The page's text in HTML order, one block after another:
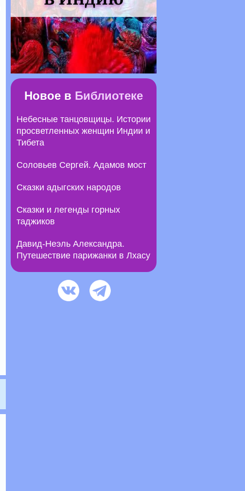
Новое в Библиотеке
Небесные танцовщицы. Истории
просветленных женщин Индии и
Тибета
Соловьев Сергей. Адамов мост
Сказки адыгских народов
Сказки и легенды горных
таджиков
Давид-Неэль Александра.
Путешествие парижанки в Лхасу